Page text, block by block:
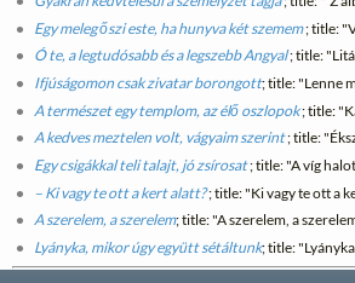
Egy meleg őszi este, ha hunyva két szemem; title:
Ó te, a legtudósabb és a legszebb Angyal; title:
Ifjúságomon csak zivatar borongott; title: "Lenne
A természet egy templom, az élő oszlopok; title:
A kedves meztelen volt, vágyaim szerint; title:
Egy csigákkal teli talajt, jó zsírosat; title: "A víg
– Ki vagy te ott a kert alatt?; title: "Ki vagy te ott a
A szerelem, a szerelem; title: "A szerelem, a
Lyányka, mikor úgy együtt sétáltunk; title: